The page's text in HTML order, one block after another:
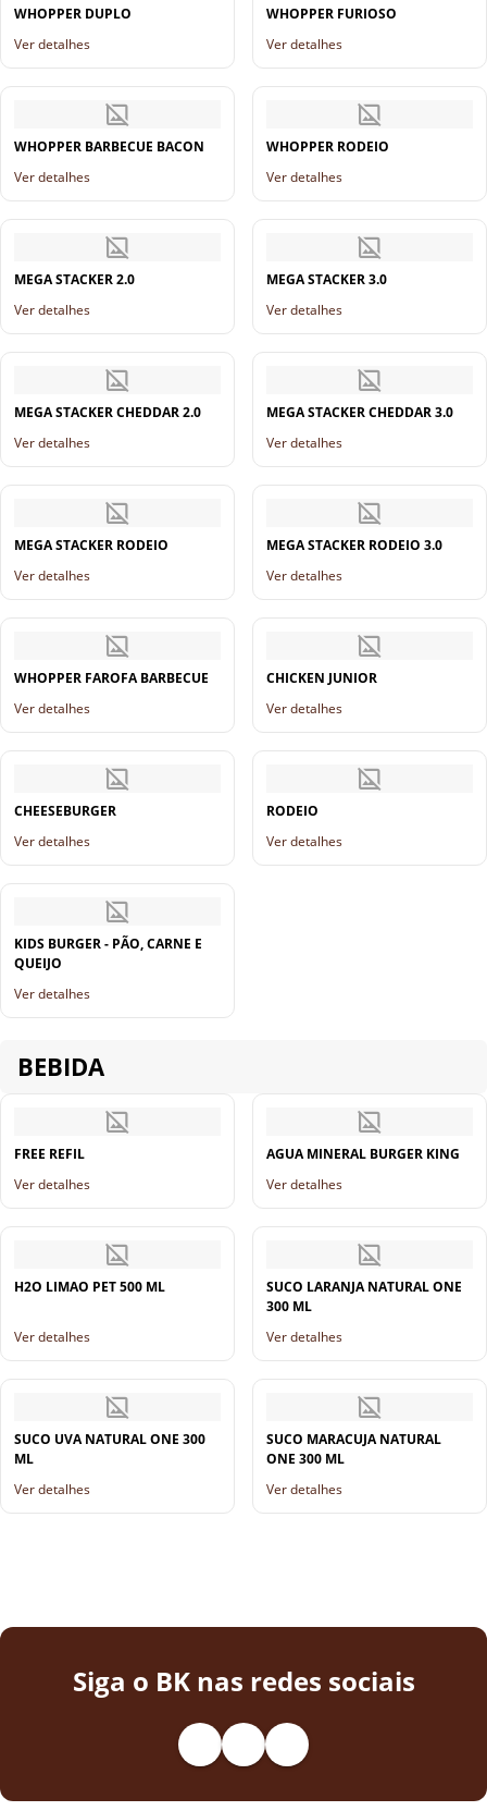
WHOPPER DUPLO
Ver detalhes
WHOPPER FURIOSO
Ver detalhes
WHOPPER BARBECUE BACON
Ver detalhes
WHOPPER RODEIO
Ver detalhes
MEGA STACKER 2.0
Ver detalhes
MEGA STACKER 3.0
Ver detalhes
MEGA STACKER CHEDDAR 2.0
Ver detalhes
MEGA STACKER CHEDDAR 3.0
Ver detalhes
MEGA STACKER RODEIO
Ver detalhes
MEGA STACKER RODEIO 3.0
Ver detalhes
WHOPPER FAROFA BARBECUE
Ver detalhes
CHICKEN JUNIOR
Ver detalhes
CHEESEBURGER
Ver detalhes
RODEIO
Ver detalhes
KIDS BURGER - PÃO, CARNE E
QUEIJO
Ver detalhes
BEBIDA
FREE REFIL
Ver detalhes
AGUA MINERAL BURGER KING
Ver detalhes
H2O LIMAO PET 500 ML
Ver detalhes
SUCO LARANJA NATURAL ONE
300 ML
Ver detalhes
SUCO UVA NATURAL ONE 300
ML
Ver detalhes
SUCO MARACUJA NATURAL
ONE 300 ML
Ver detalhes
Siga o BK nas redes sociais